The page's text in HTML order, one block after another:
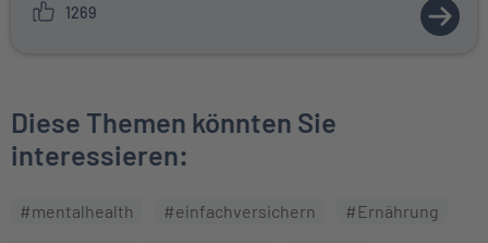
1269
ZUM
Diese Themen könnten Sie
interessieren:
#mentalhealth #einfachversichern #Ernährung